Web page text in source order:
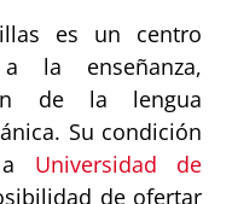
es un centro
la enseñanza,
de la lengua
Su condición
Universidad de
de ofertar